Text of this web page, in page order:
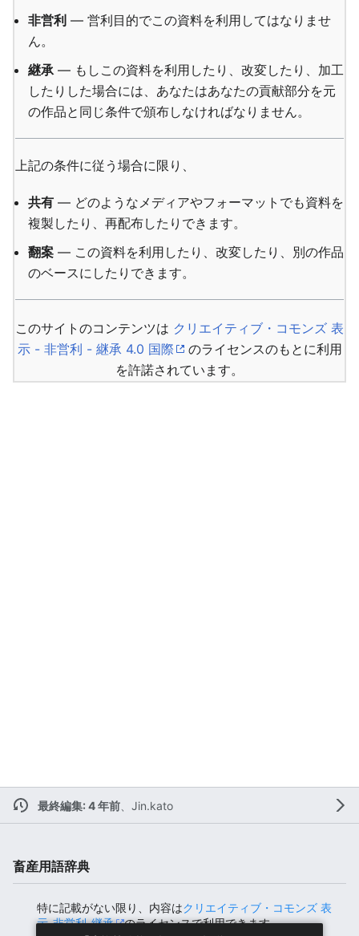
非営利 — 営利目的でこの資料を利用してはなりませ
ん。
継承— もしこの資料を利用したり、改変したり、加工
したりした場合には、あなたはあなたの貢献部分を元
の作品と同じ条件で頒布しなければなりません。
上記の条件に従う場合に限り、
共有 — どのようなメディアやフォーマットでも資料を
複製したり、再配布したりできます。
翻案 — この資料を利用したり、改変したり、別の作品
のベースにしたりできます。
このサイトのコンテンツは クリエイティブ・コモンズ 表
示 - 非営利 - 継承 4.0 国際
のライセンスのもとに利用
を許諾されています。
最終編集: 4 年前、 Jin.kato
畜産用語辞典
特に記載がない限り、内容はクリエイティブ・コモンズ 表
示-非営利-継承
のライセンスで利用できます。